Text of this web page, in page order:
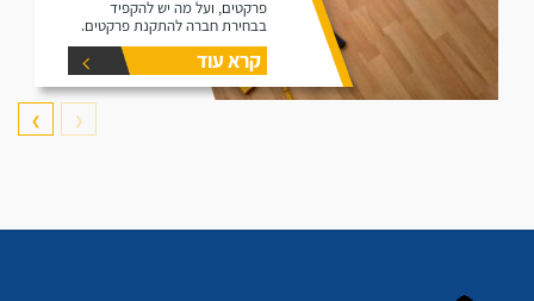
פרקטים, ועל מה יש להקפיד
בבחירת חברה להתקנת פרקטים.
קרא עוד
❮
❯